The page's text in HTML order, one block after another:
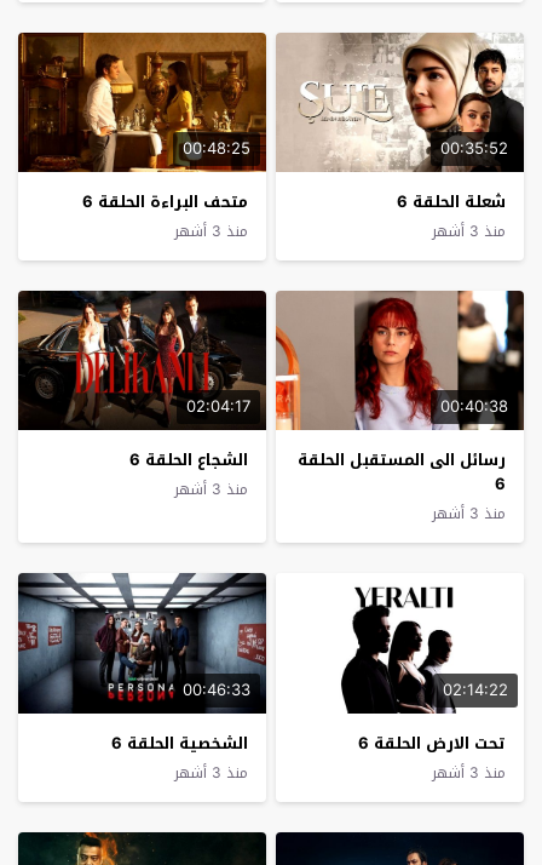
00:35:52
شعلة الحلقة 6
منذ 3 أشهر
00:48:25
متحف البراءة الحلقة 6
منذ 3 أشهر
00:40:38
رسائل الى المستقبل الحلقة
6
منذ 3 أشهر
02:04:17
الشجاع الحلقة 6
منذ 3 أشهر
02:14:22
تحت الارض الحلقة 6
منذ 3 أشهر
00:46:33
الشخصية الحلقة 6
منذ 3 أشهر